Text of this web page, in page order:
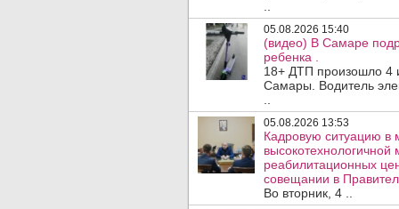
05.08.2026 15:40
(видео) В Самаре
ребенка .
18+ ДТП произошло
Самары. Водитель
05.08.2026 13:53
Кадровую ситуацию в
реабилитационных
совещании в
Во вторник, 4 ..